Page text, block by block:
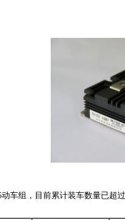
车组，目前累计装车数量已超